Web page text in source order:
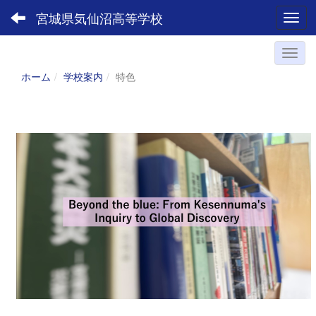
宮城県気仙沼高等学校
ホーム 学校案内 特色